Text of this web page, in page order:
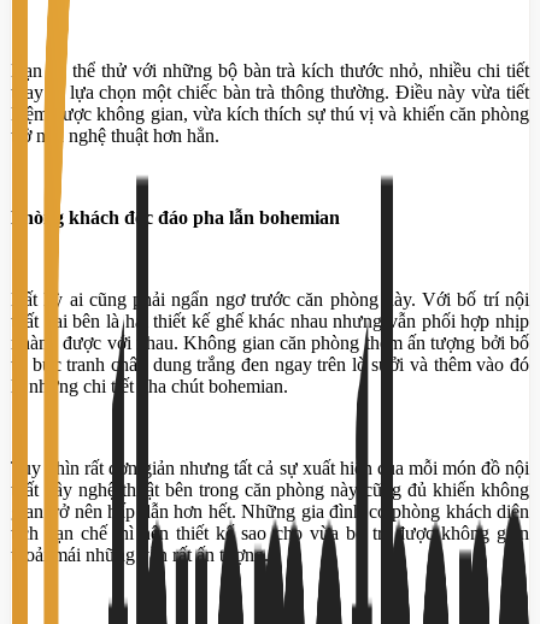
Bạn có thể thử với những bộ bàn trà kích thước nhỏ, nhiều chi tiết
thay vì lựa chọn một chiếc bàn trà thông thường. Điều này vừa tiết
kiệm được không gian, vừa kích thích sự thú vị và khiến căn phòng
trở nên nghệ thuật hơn hẳn.
Phòng khách độc đáo pha lẫn bohemian
Bất kỳ ai cũng phải ngẩn ngơ trước căn phòng này. Với bố trí nội
thất hai bên là hai thiết kế ghế khác nhau nhưng vẫn phối hợp nhịp
nhàng được với nhau. Không gian căn phòng thêm ấn tượng bởi bố
trí bức tranh chân dung trắng đen ngay trên lò sưởi và thêm vào đó
là những chi tiết pha chút bohemian.
Tuy nhìn rất đơn giản nhưng tất cả sự xuất hiện của mỗi món đồ nội
thất đầy nghệ thuật bên trong căn phòng này cũng đủ khiến không
gian trở nên hấp dẫn hơn hết. Những gia đình có phòng khách diện
tích hạn chế thì nên thiết kế sao cho vừa bố trí được không gian
thoải mái những vẫn rất ấn tượng.